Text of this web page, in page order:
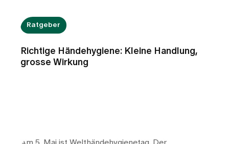
Ratgeber
Richtige Händehygiene: Kleine Handlung,
grosse Wirkung